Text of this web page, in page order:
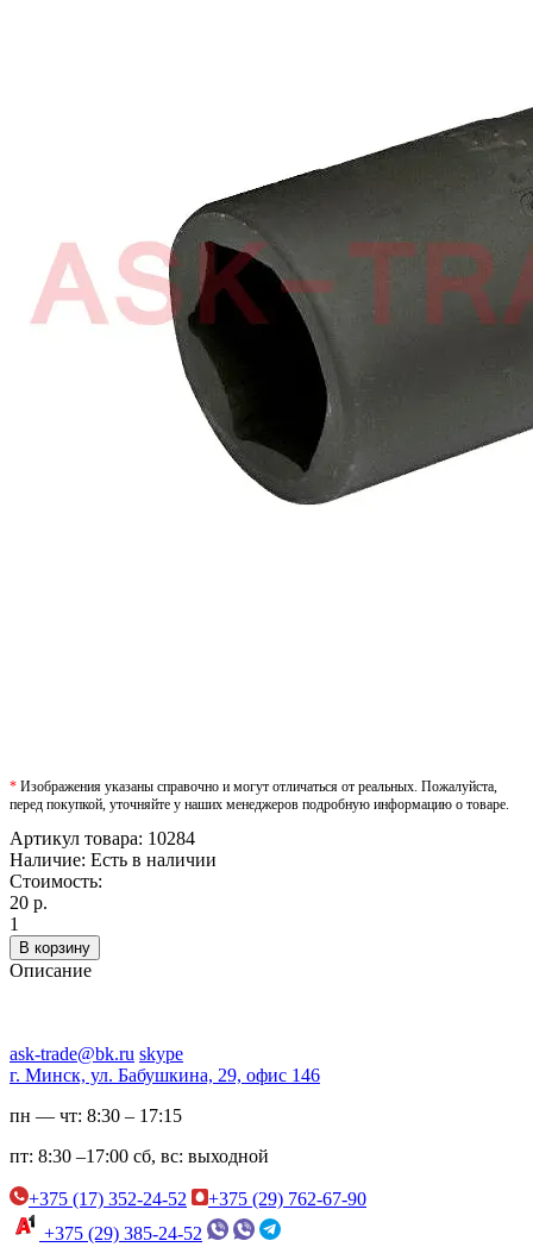
* Изображения указаны справочно и могут отличаться от реальных. Пожалуйста,
перед покупкой, уточняйте у наших менеджеров подробную информацию о товаре.
Артикул товара: 10284
Наличие: Есть в наличии
Стоимость:
20 р.
1
В корзину
Описание
ask-trade@bk.ru skype
г. Минск, ул. Бабушкина, 29, офис 146
пн — чт: 8:30 – 17:15
пт: 8:30 –17:00 сб, вс: выходной
+375 (17) 352-24-52
+375 (29) 762-67-90
+375 (29) 385-24-52